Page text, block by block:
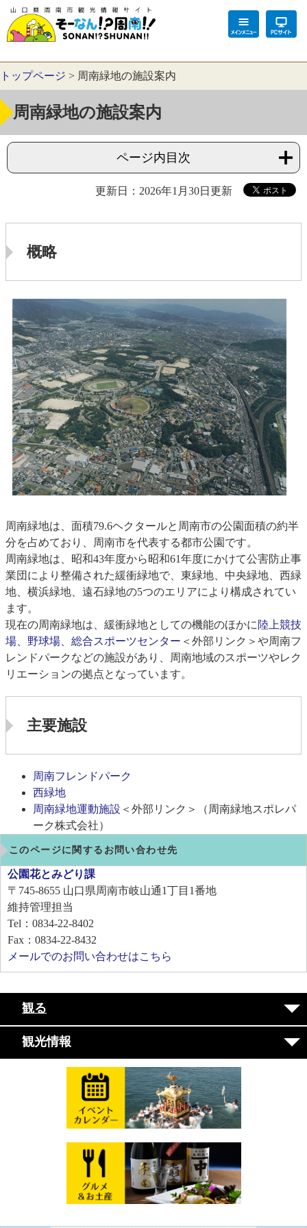
トップページ > 周南緑地の施設案内
観る
観光情報
周南緑地の施設案内
ページ内目次
更新日：2026年1月30日更新
概略
周南緑地は、面積79.6ヘクタールと周南市の公園面積の約半
分を占めており、周南市を代表する都市公園です。
周南緑地は、昭和43年度から昭和61年度にかけて公害防止事
業団により整備された緩衝緑地で、東緑地、中央緑地、西緑
地、横浜緑地、遠石緑地の5つのエリアにより構成されてい
ます。
現在の周南緑地は、緩衝緑地としての機能のほかに 陸上競技
場、野球場、総合スポーツセンター ＜外部リンク＞ や周南フ
レンドパークなどの施設があり、周南地域のスポーツやレク
リエーションの拠点となっています。
主要施設
周南フレンドパーク
西緑地
周南緑地運動施設 ＜外部リンク＞
（周南緑地スポレパ
ーク株式会社）
このページに関するお問い合わせ先
公園花とみどり課
〒745-8655 山口県周南市岐山通1丁目1番地
維持管理担当
Tel：0834-22-8402
Fax：0834-22-8432
メールでのお問い合わせはこちら